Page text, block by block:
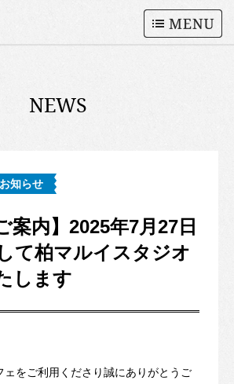
NEWS
知らせ
案内】2025年7月27日
て柏マルイスタジオ
します
ェをご利用くださり誠にありがとうご